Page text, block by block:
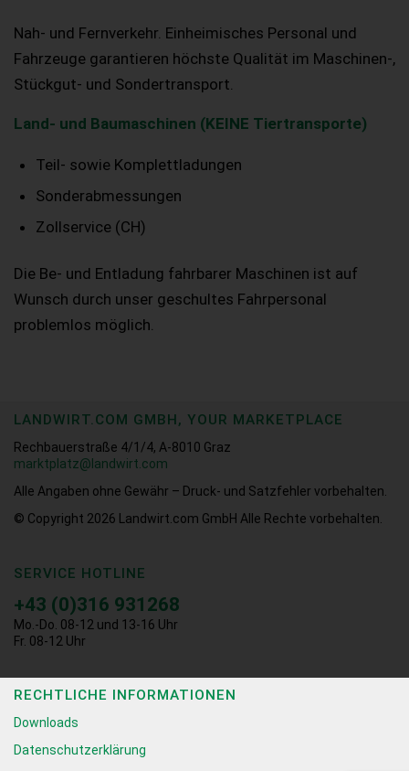
Nah- und Fernverkehr. Einheimisches Personal und
Fahrzeuge garantieren höchste Qualität im Maschinen-,
Stückgut- und Sondertransport.
Land- und Baumaschinen (KEINE Tiertransporte)
Teil- sowie Komplettladungen
Sonderabmessungen
Zollservice (CH)
Die Be- und Entladung fahrbarer Maschinen ist auf
Wunsch durch unser geschultes Fahrpersonal
problemlos möglich.
LANDWIRT.COM GMBH, YOUR MARKETPLACE
Rechbauerstraße 4/1/4, A-8010 Graz
marktplatz@landwirt.com
Alle Angaben ohne Gewähr – Druck- und Satzfehler vorbehalten.
© Copyright 2026
Landwirt.com GmbH Alle Rechte vorbehalten.
SERVICE HOTLINE
+43 (0)316 931268
Mo.-Do. 08-12 und 13-16 Uhr
Fr. 08-12 Uhr
RECHTLICHE INFORMATIONEN
Downloads
Datenschutzerklärung